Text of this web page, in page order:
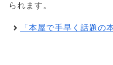
られます。
「本屋で手早く話題の